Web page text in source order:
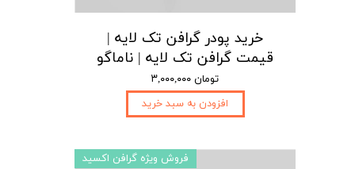
خرید پودر گرافن تک لایه |
قیمت گرافن تک لایه | ناماگو
۳,۰۰۰,۰۰۰ تومان
افزودن به سبد خرید
فروش ویژه گرافن اکسید